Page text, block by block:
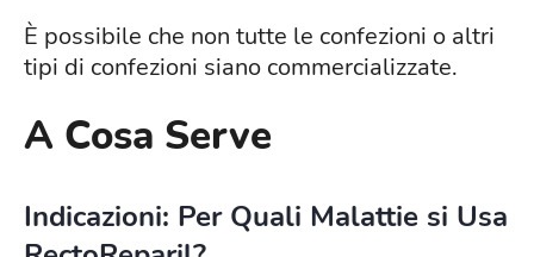
È possibile che non tutte le confezioni o altri
tipi di confezioni siano commercializzate.
A Cosa Serve
Indicazioni: Per Quali Malattie si Usa